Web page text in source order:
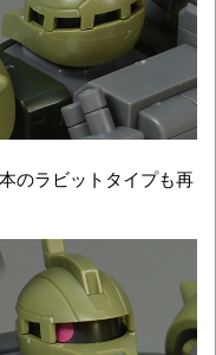
のラビットタイプも再